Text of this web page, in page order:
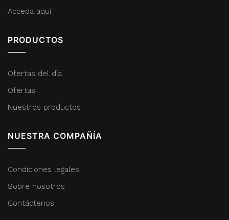
Acceda aquí
PRODUCTOS
Ofertas del día
Ofertas
Nuestros productos
NUESTRA COMPAÑÍA
Condiciones legales
Sobre nosotros
Contáctenos